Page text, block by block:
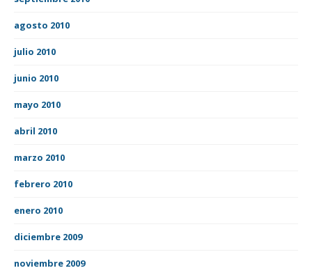
agosto 2010
julio 2010
junio 2010
mayo 2010
abril 2010
marzo 2010
febrero 2010
enero 2010
diciembre 2009
noviembre 2009